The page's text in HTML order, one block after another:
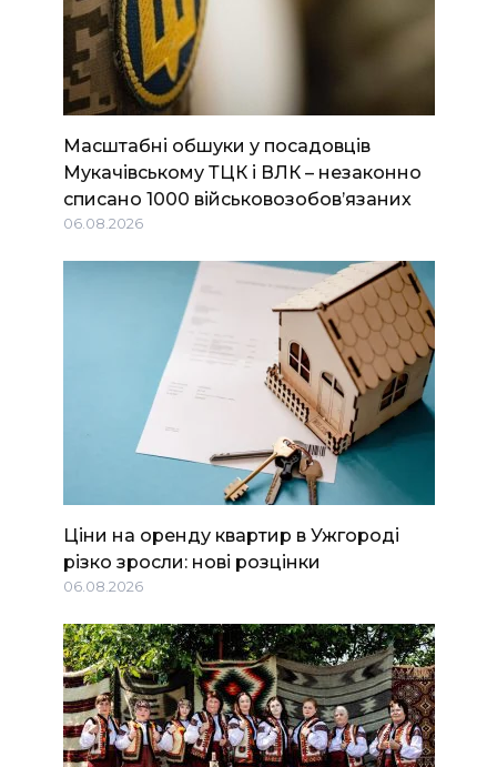
Масштабні обшуки у посадовців
Мукачівському ТЦК і ВЛК – незаконно
списано 1000 військовозобов’язаних
06.08.2026
Ціни на оренду квартир в Ужгороді
різко зросли: нові розцінки
06.08.2026